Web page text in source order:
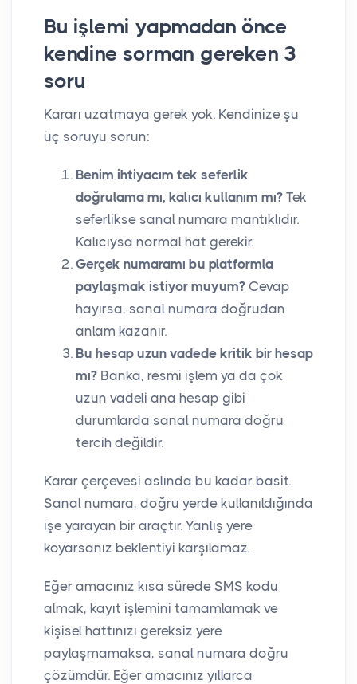
Bu işlemi yapmadan önce
kendine sorman gereken 3
soru
Kararı uzatmaya gerek yok. Kendinize şu
üç soruyu sorun:
Benim ihtiyacım tek seferlik
doğrulama mı, kalıcı kullanım mı? Tek
seferlikse sanal numara mantıklıdır.
Kalıcıysa normal hat gerekir.
Gerçek numaramı bu platformla
paylaşmak istiyor muyum? Cevap
hayırsa, sanal numara doğrudan
anlam kazanır.
Bu hesap uzun vadede kritik bir hesap
mı? Banka, resmi işlem ya da çok
uzun vadeli ana hesap gibi
durumlarda sanal numara doğru
tercih değildir.
Karar çerçevesi aslında bu kadar basit.
Sanal numara, doğru yerde kullanıldığında
işe yarayan bir araçtır. Yanlış yere
koyarsanız beklentiyi karşılamaz.
Eğer amacınız kısa sürede SMS kodu
almak, kayıt işlemini tamamlamak ve
kişisel hattınızı gereksiz yere
paylaşmamaksa, sanal numara doğru
çözümdür. Eğer amacınız yıllarca